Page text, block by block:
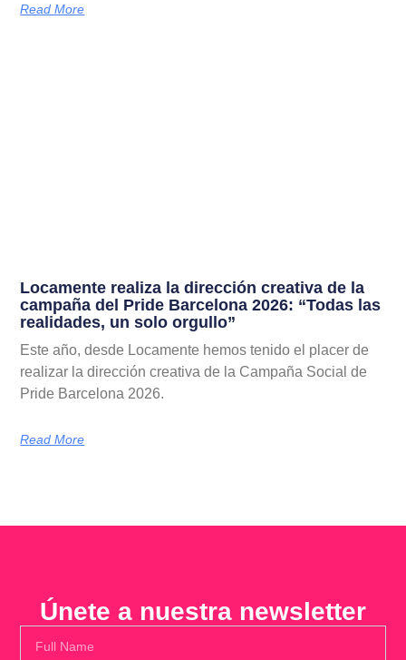
Read More
Locamente realiza la dirección creativa de la
campaña del Pride Barcelona 2026: “Todas las
realidades, un solo orgullo”
Este año, desde Locamente hemos tenido el placer de
realizar la dirección creativa de la Campaña Social de
Pride Barcelona 2026.
Read More
Únete a nuestra newsletter